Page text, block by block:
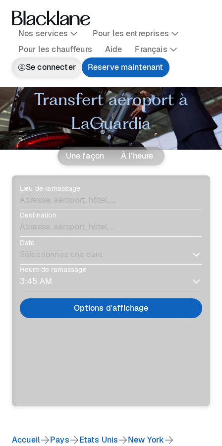
Nos services
Pour les entreprises
Pour les chauffeurs
Aide
Français
Se connecter
Reserve maintenant
Transfert aéroport à
LaGuardia
Une façon À l'heure
Lieu de ramassage
Destination
Date
Heure de ramassage
Options d'affichage
Accueil Pays Etats Unis
New York